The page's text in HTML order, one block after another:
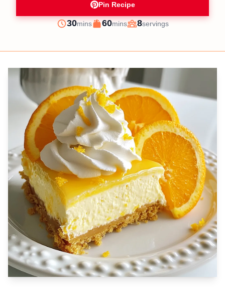
Pin Recipe
Prep
30minutes
mins
Cook
60minutes
mins
Servings
8servings